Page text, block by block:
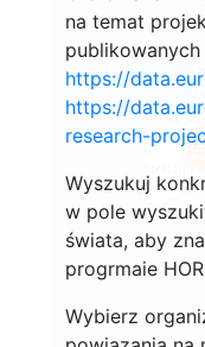
na temat
https://
https://
research-
Wyszukuj
w pole
świata, aby
progrmaie
Wybierz